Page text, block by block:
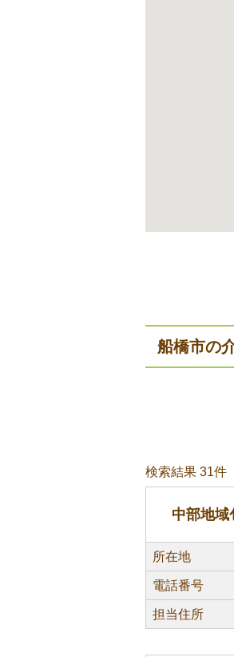
船橋市の
検索結果 31件
中部地域
所在地
電話番号
担当住所